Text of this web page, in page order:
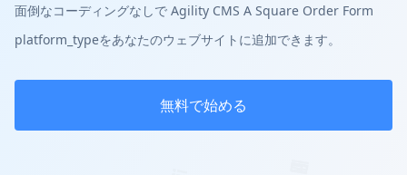
面倒なコーディングなしで Agility CMS A Square Order Form
platform_typeをあなたのウェブサイトに追加できます。
無料で始める